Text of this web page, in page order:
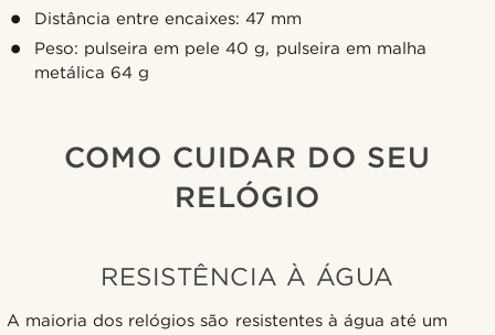
Distância entre encaixes: 47 mm
Peso: pulseira em pele 40 g, pulseira em malha
metálica 64 g
COMO CUIDAR DO SEU
RELÓGIO
RESISTÊNCIA À ÁGUA
A maioria dos relógios são resistentes à água até um